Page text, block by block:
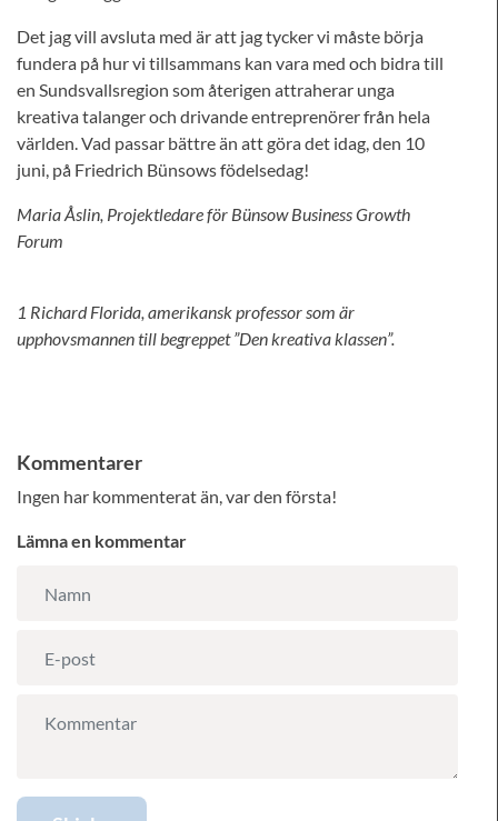
Det jag vill avsluta med är att jag tycker vi måste börja
fundera på hur vi tillsammans kan vara med och bidra till
en Sundsvallsregion som återigen attraherar unga
kreativa talanger och drivande entreprenörer från hela
världen. Vad passar bättre än att göra det idag, den 10
juni, på Friedrich Bünsows födelsedag!
Maria Åslin, Projektledare för Bünsow Business Growth
Forum
1 Richard Florida, amerikansk professor som är
upphovsmannen till begreppet ”Den kreativa klassen”.
Kommentarer
Ingen har kommenterat än, var den första!
Lämna en kommentar